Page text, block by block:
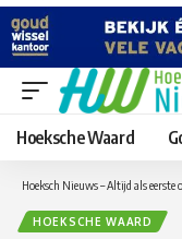
Hoeksche Waard
Hoeksch Nieuws – Altijd als eerste
HOEKSCHE WAARD